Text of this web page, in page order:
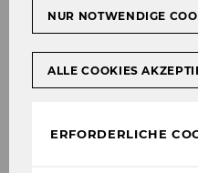
Oktober 2013
Dezember 2013
NUR NOTWENDIGE
ALLE COOKIES
ERFORDERLICHE